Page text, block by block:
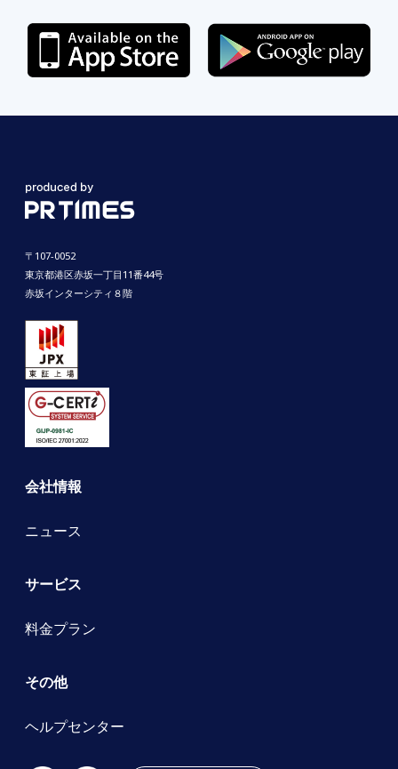
〒107-0052
東京都港区赤坂一丁目11番44号
赤坂インターシティ８階
会社情報
ニュース
サービス
料金プラン
その他
ヘルプセンター